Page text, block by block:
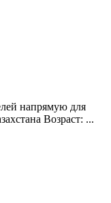
напрямую для
Возраст: ...